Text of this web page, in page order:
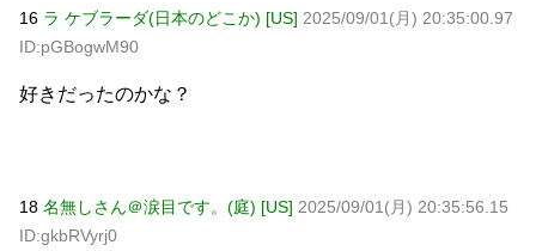
16 ラ ケブラーダ(日本のどこか) [US] 2025/09/01(月) 20:35:00.97
ID:pGBogwM90
好きだったのかな？
18 名無しさん＠涙目です。(庭) [US] 2025/09/01(月) 20:35:56.15
ID:gkbRVyrj0